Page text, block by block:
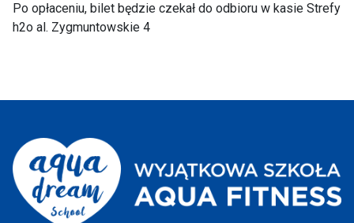
Po opłaceniu, bilet będzie czekał do odbioru w kasie Strefy
h2o al. Zygmuntowskie 4